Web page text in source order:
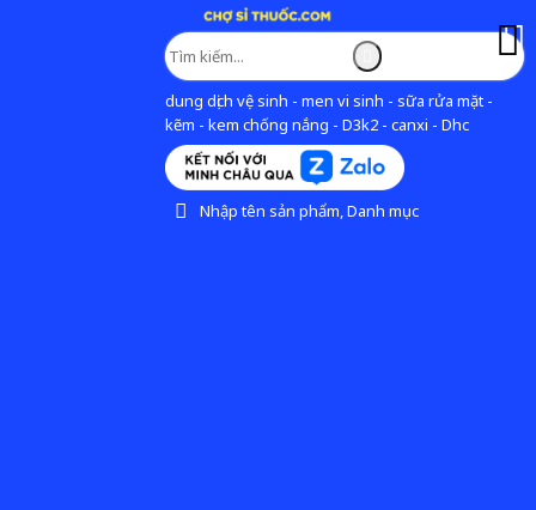
dung dịch vệ sinh - men vi sinh - sữa rửa mặt -
kẽm - kem chống nắng - D3k2 - canxi - Dhc
Nhập tên sản phẩm, Danh mục